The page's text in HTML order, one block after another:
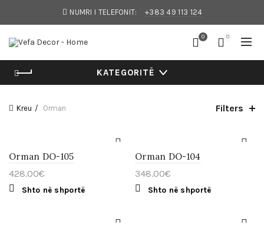
NUMRI I TELEFONIT: +383 49 113 124
0 0
KATEGORITË
Kreu Orman Filters
Orman DO-105
428.00€
Shto në shportë
Orman DO-104
348.00€
Shto në shportë